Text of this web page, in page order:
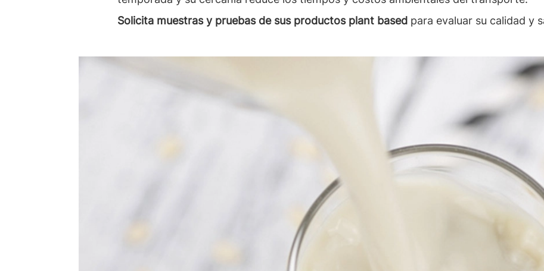
Solicita muestras y pruebas de sus productos plant based para evaluar su calidad y